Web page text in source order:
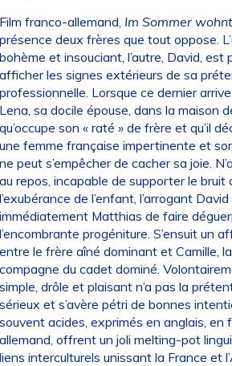
franco-allemand, Im Sommer
deux frères que tout oppose.
et insouciant, l’autre, David, est
les signes extérieurs de sa
Lorsque ce dernier
sa docile épouse, dans la maison
son « raté » de frère et qu’il
femme française impertinente et
peut s’empêcher de cacher sa joie.
repos, incapable de supporter le bruit
de l’enfant, l’arrogant
Matthias de faire
progéniture. S’ensuit un
le frère aîné dominant et Camille,
du cadet dominé.
drôle et plaisant n’a pas la
et s’avère pétri de bonnes
acides, exprimés en anglais, en
offrent un joli melting-pot
interculturels unissant la France et